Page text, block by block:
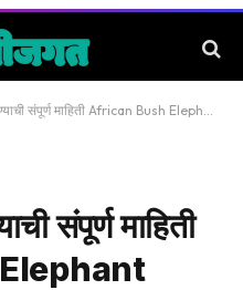
African Bush Elephant animal Information In Marathi
संपूर्ण माहिती